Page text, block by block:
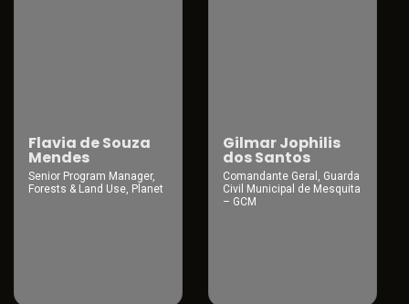
Flavia de Souza
Mendes
Senior Program Manager,
Forests & Land Use, Planet
Gilmar Jophilis
dos Santos
Comandante Geral, Guarda
Civil Municipal de Mesquita
– GCM